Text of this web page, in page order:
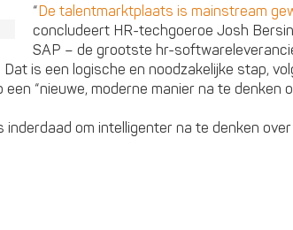
“De talentmarktplaats is mainstream
concludeert HR-techgoeroe Josh
SAP – de grootste hr-
is een logische en noodzakelijke stap,
“nieuwe, moderne manier na te denken
inderdaad om intelligenter na te denken